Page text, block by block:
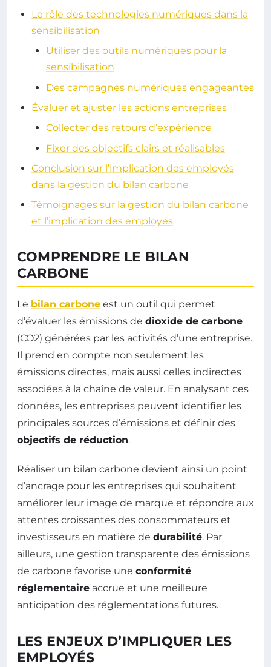
Le rôle des technologies numériques dans la
sensibilisation
Utiliser des outils numériques pour la
sensibilisation
Des campagnes numériques engageantes
Évaluer et ajuster les actions entreprises
Collecter des retours d’expérience
Fixer des objectifs clairs et réalisables
Conclusion sur l’implication des employés
dans la gestion du bilan carbone
Témoignages sur la gestion du bilan carbone
et l’implication des employés
COMPRENDRE LE BILAN
CARBONE
Le bilan carbone est un outil qui permet
d’évaluer les émissions de dioxide de carbone
(CO2) générées par les activités d’une entreprise.
Il prend en compte non seulement les
émissions directes, mais aussi celles indirectes
associées à la chaîne de valeur. En analysant ces
données, les entreprises peuvent identifier les
principales sources d’émissions et définir des
objectifs de réduction.
Réaliser un bilan carbone devient ainsi un point
d’ancrage pour les entreprises qui souhaitent
améliorer leur image de marque et répondre aux
attentes croissantes des consommateurs et
investisseurs en matière de durabilité. Par
ailleurs, une gestion transparente des émissions
de carbone favorise une conformité
réglementaire accrue et une meilleure
anticipation des réglementations futures.
LES ENJEUX D’IMPLIQUER LES
EMPLOYÉS